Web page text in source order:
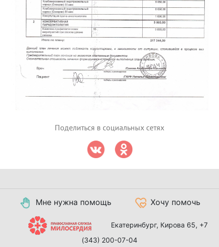
Поделиться в социальных сетях
Мне нужна помощь Хочу помочь
Екатеринбург, Кирова 65, +7
(343) 200-07-04